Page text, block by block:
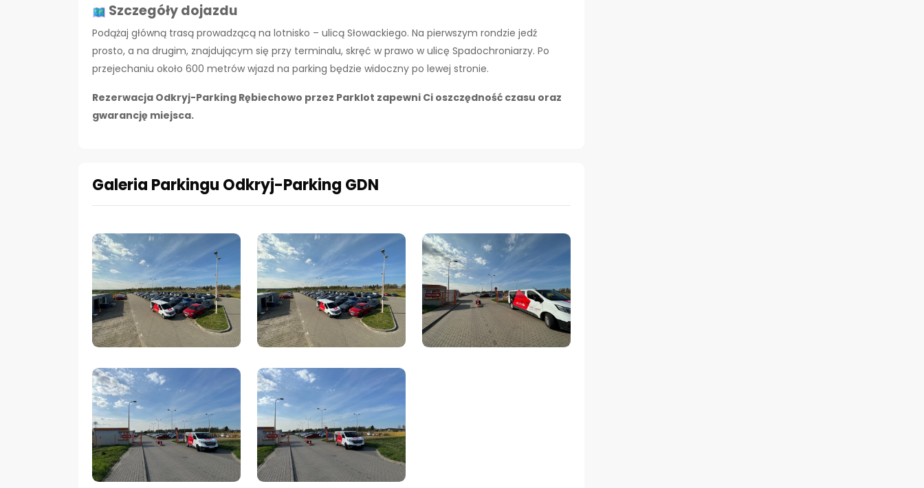
Szczegóły dojazdu
Podążaj główną trasą prowadzącą na lotnisko – ulicą Słowackiego. Na pierwszym rondzie jedź
prosto, a na drugim, znajdującym się przy terminalu, skręć w prawo w ulicę Spadochroniarzy. Po
przejechaniu około 600 metrów wjazd na parking będzie widoczny po lewej stronie.
Rezerwacja Odkryj-Parking Rębiechowo przez Parklot zapewni Ci oszczędność czasu oraz
gwarancję miejsca.
Galeria Parkingu Odkryj-Parking GDN